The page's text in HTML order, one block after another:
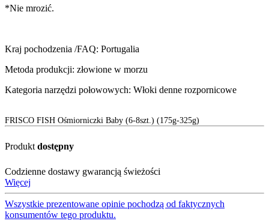
*Nie mrozić.
Kraj pochodzenia /FAQ: Portugalia
Metoda produkcji: złowione w morzu
Kategoria narzędzi połowowych: Włoki denne rozpornicowe
FRISCO FISH Ośmiorniczki Baby (6-8szt.) (175g-325g)
Produkt dostępny
Codzienne dostawy gwarancją świeżości
Więcej
Wszystkie prezentowane opinie pochodzą od faktycznych
konsumentów tego produktu.